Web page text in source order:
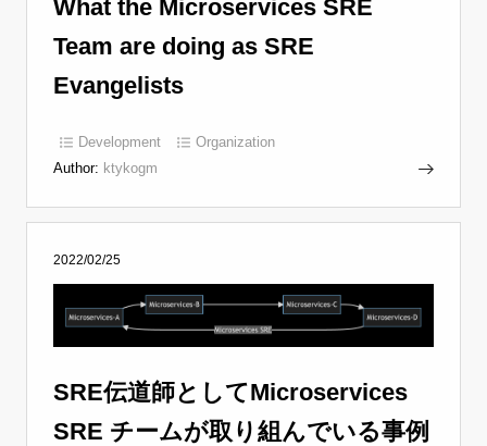
What the Microservices SRE
Team are doing as SRE
Evangelists
Development
Organization
Author: ktykogm
2022/02/25
SRE伝道師としてMicroservices
SRE チームが取り組んでいる事例